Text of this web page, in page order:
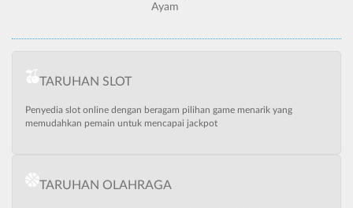
Ayam
TARUHAN SLOT
Penyedia slot online dengan beragam pilihan game menarik yang
memudahkan pemain untuk mencapai jackpot
TARUHAN OLAHRAGA